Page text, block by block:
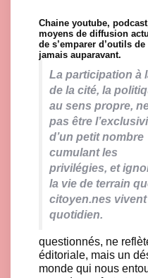
Click here to accept
Chaine youtube,
moyens de diffusion
de s’emparer d’outils
jamais auparavant.
La participation à
de la cité, la
au sens propre,
pas être
d’un petit nombre
cumulant les
privilégies, et
la vie de terrain
citoyen.nes
quotidien.
questionnés, ne
éditoriale, mais un
monde qui nous